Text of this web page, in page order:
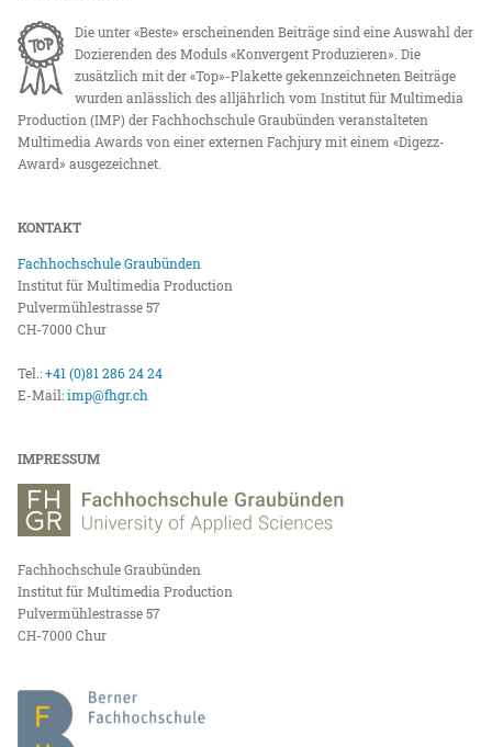
Die unter «Beste» erscheinenden Beiträge sind eine Auswahl der
Dozierenden des Moduls «Konvergent Produzieren». Die
zusätzlich mit der «Top»-Plakette gekennzeichneten Beiträge
wurden anlässlich des alljährlich vom Institut für Multimedia
Production (IMP) der Fachhochschule Graubünden veranstalteten
Multimedia Awards von einer externen Fachjury mit einem «Digezz-
Award» ausgezeichnet.
KONTAKT
Fachhochschule Graubünden
Institut für Multimedia Production
Pulvermühlestrasse 57
CH-7000 Chur
Tel.:+41 (0)81 286 24 24
E-Mail:imp@fhgr.ch
IMPRESSUM
Fachhochschule Graubünden
Institut für Multimedia Production
Pulvermühlestrasse 57
CH-7000 Chur